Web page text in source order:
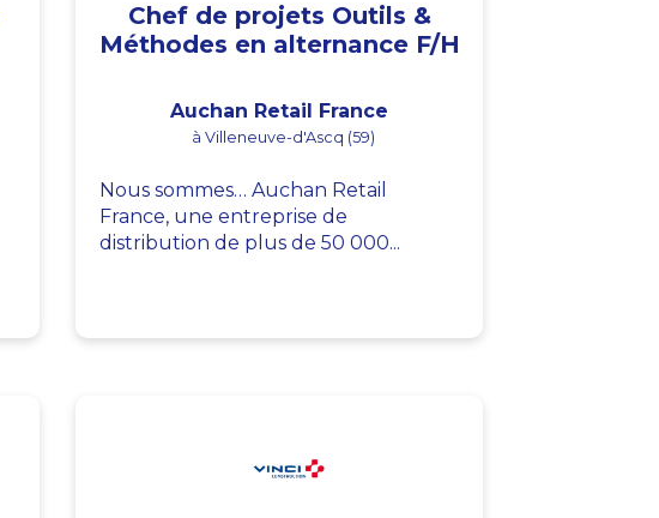
Chef de projets Outils &
Méthodes en alternance F/H
Auchan Retail France
à Villeneuve-d'Ascq (59)
Nous sommes… Auchan Retail
France, une entreprise de
distribution de plus de 50 000...